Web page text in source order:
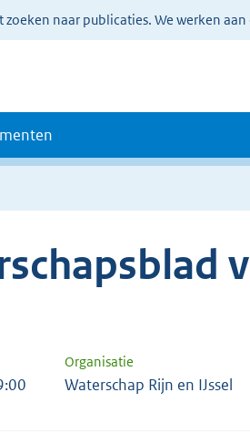
naar publicaties. We werken
Organisatie
Waterschap Rijn en IJssel